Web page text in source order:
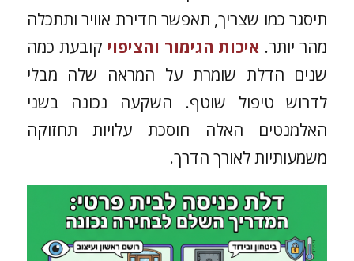
תיסגר כמו שצריך, תאפשר חדירת אוויר ותתכלה
מהר יותר. איכות הגימור והציפוי קובעת כמה
שנים הדלת שומרת על המראה שלה מבלי
לדרוש טיפול שוטף. השקעה נכונה בשני
האלמנטים האלה חוסכת עלויות תחזוקה
משמעותיות לאורך הדרך.